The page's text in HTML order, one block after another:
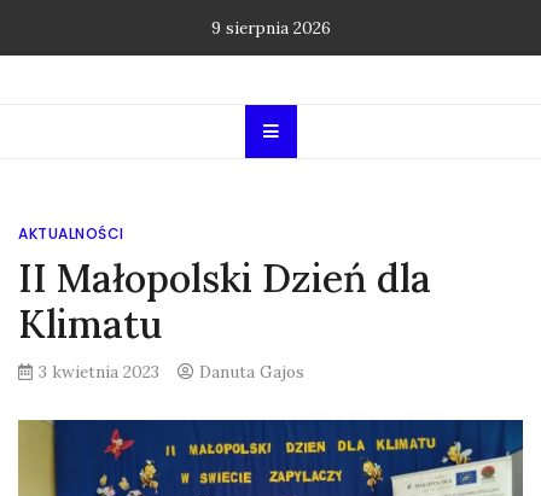
9 sierpnia 2026
AKTUALNOŚCI
II Małopolski Dzień dla
Klimatu
3 kwietnia 2023 Danuta Gajos